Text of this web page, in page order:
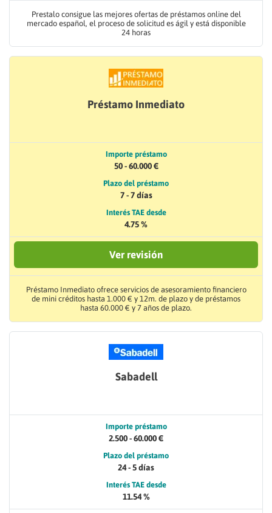
Prestalo consigue las mejores ofertas de préstamos online del
mercado español, el proceso de solicitud es ágil y está disponible
24 horas
Préstamo Inmediato
Importe préstamo
50 - 60.000 €
Plazo del préstamo
7 - 7 días
Interés TAE desde
4.75 %
Ver revisión
Préstamo Inmediato ofrece servicios de asesoramiento financiero
de mini créditos hasta 1.000 € y 12m. de plazo y de préstamos
hasta 60.000 € y 7 años de plazo.
Sabadell
Importe préstamo
2.500 - 60.000 €
Plazo del préstamo
24 - 5 días
Interés TAE desde
11.54 %